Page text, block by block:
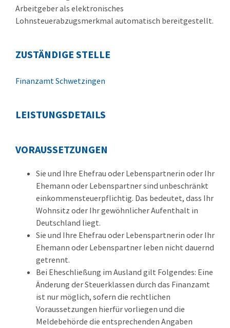
Arbeitgeber als elektronisches
Lohnsteuerabzugsmerkmal automatisch bereitgestellt.
ZUSTÄNDIGE STELLE
Finanzamt Schwetzingen
LEISTUNGSDETAILS
VORAUSSETZUNGEN
Sie und Ihre Ehefrau oder Lebenspartnerin oder Ihr
Ehemann oder Lebenspartner sind unbeschränkt
einkommensteuerpflichtig. Das bedeutet, dass Ihr
Wohnsitz oder Ihr gewöhnlicher Aufenthalt in
Deutschland liegt.
Sie und Ihre Ehefrau oder Lebenspartnerin oder Ihr
Ehemann oder Lebenspartner leben nicht dauernd
getrennt.
Bei Eheschließung im Ausland gilt Folgendes: Eine
Änderung der Steuerklassen durch das Finanzamt
ist nur möglich, sofern die rechtlichen
Voraussetzungen hierfür vorliegen und die
Meldebehörde die entsprechenden Angaben